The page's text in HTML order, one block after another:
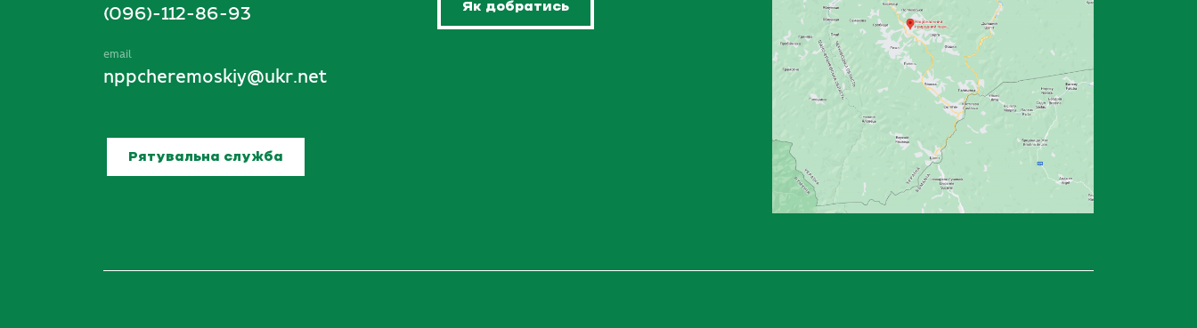
(096)-112-86-93
email
nppcheremoskiy@ukr.net
Рятувальна служба
Як добратись